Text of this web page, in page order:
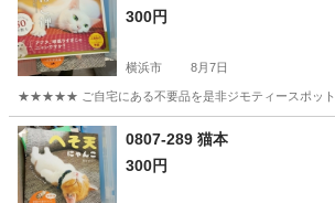
300円
横浜市 8月7日
★★★★★ ご自宅にある不要品を是非ジモティースポット
神奈川 横浜市 現地
0807-289 猫本
300円